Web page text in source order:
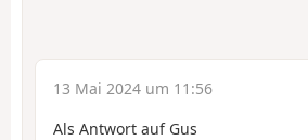
13 Mai 2024 um 11:56
Als Antwort auf Gus